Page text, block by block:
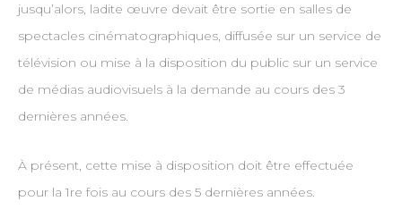
jusqu’alors, ladite œuvre devait être sortie en salles de
spectacles cinématographiques, diffusée sur un service de
télévision ou mise à la disposition du public sur un service
de médias audiovisuels à la demande au cours des 3
dernières années.
À présent, cette mise à disposition doit être effectuée
pour la 1re fois au cours des 5 dernières années.